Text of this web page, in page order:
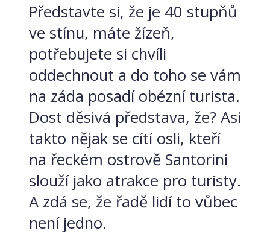
Představte si, že je 40 stupňů
ve stínu, máte žízeň,
potřebujete si chvíli
oddechnout a do toho se vám
na záda posadí obézní turista.
Dost děsivá představa, že? Asi
takto nějak se cítí osli, kteří
na řeckém ostrově Santorini
slouží jako atrakce pro turisty.
A zdá se, že řadě lidí to vůbec
není jedno.